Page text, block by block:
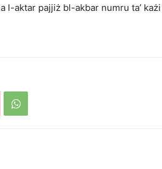
l-aktar pajjiż bl-akbar numru ta’ każi